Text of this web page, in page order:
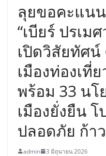
ลุยขอคะแน
“เบียร์ ปรเม
เปิดวิสัยทัศ
เมืองท่องเที่
พร้อม 33 น
เมืองยั่งยืน โ
ปลอดภัย ก้า
admin 3 มิถุนายน 2026